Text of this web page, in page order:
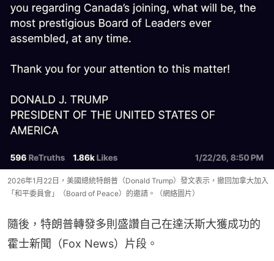
2026年1月22日，美國總統特朗普（Donald Trump）發文表示，撤回加拿大加入
「和平委員會」（Board of Peace）的邀請。（網絡圖片）
隨後，特朗普轉發多則盛讚自己在達沃斯大獲成功的
霍士新聞（Fox News）片段。